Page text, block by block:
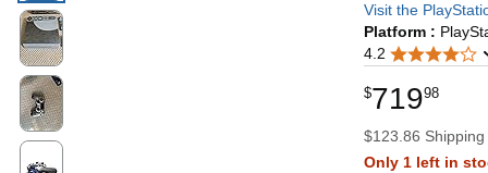
Visit the
Platform :
4.2
$71998
$123.86
Only 1 left in